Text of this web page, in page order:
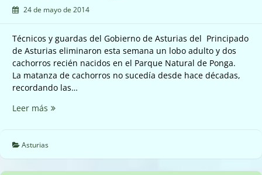
24 de mayo de 2014
Técnicos y guardas del Gobierno de Asturias del Principado
de Asturias eliminaron esta semana un lobo adulto y dos
cachorros recién nacidos en el Parque Natural de Ponga.
La matanza de cachorros no sucedía desde hace décadas,
recordando las…
Leer más El
Asturias
mata
una
Asturias